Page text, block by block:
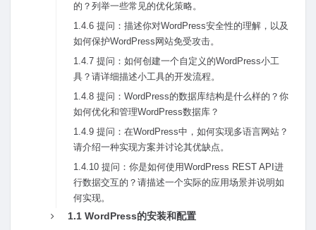
的？列举⼀些常见的优化策略。
1.4.6 提问：描述你对WordPress安全性的理解，以及
如何保护WordPress⽹站免受攻击。
1.4.7 提问：如何创建⼀个⾃定义的WordPress⼩⼯
具？请详细描述⼩⼯具的开发流程。
1.4.8 提问：WordPress的数据库结构是什么样的？你
如何优化和管理WordPress数据库？
1.4.9 提问：在WordPress中，如何实现多语⾔⽹站？
请介绍⼀种实现⽅案并讨论其优缺点。
1.4.10 提问：你是如何使⽤WordPress REST API进
⾏数据交互的？请描述⼀个实际的应⽤场景并说明如
何实现。
1.1 WordPress的安装和配置